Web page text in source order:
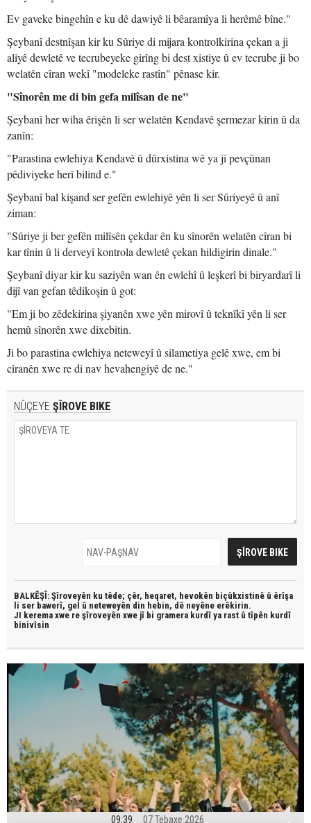
Ev gaveke bingehîn e ku dê dawiyê li bêaramîya li herêmê bîne."
Şeybanî destnîşan kir ku Sûriye di mijara kontrolkirina çekan a ji
aliyê dewletê ve tecrubeyeke girîng bi dest xistiye û ev tecrube ji bo
welatên cîran wekî "modeleke rastîn" pênase kir.
"Sînorên me di bin gefa milîsan de ne"
Şeybanî her wiha êrişên li ser welatên Kendavê şermezar kirin û da
zanîn:
"Parastina ewlehiya Kendavê û dûrxistina wê ya ji pevçûnan
pêdiviyeke herî bilind e."
Şeybanî bal kişand ser gefên ewlehiyê yên li ser Sûriyeyê û anî
ziman:
"Sûriye ji ber gefên milîsên çekdar ên ku sînorên welatên cîran bi
kar tînin û li derveyî kontrola dewletê çekan hildigirin dinale."
Şeybanî diyar kir ku saziyên wan ên ewlehî û leşkerî bi biryardarî li
dijî van gefan têdikoşin û got:
"Em ji bo zêdekirina şiyanên xwe yên mirovî û teknîkî yên li ser
hemû sînorên xwe dixebitin.
Ji bo parastina ewlehiya neteweyî û silametiya gelê xwe, em bi
cîranên xwe re di nav hevahengiyê de ne."
NÛÇEYE ŞÎROVE BIKE
BALKÊŞÎ: Şîroveyên ku têde; çêr, heqaret, hevokên biçûkxistinê û êrîşa
li ser bawerî, gel û neteweyên din hebin, dê neyêne erêkirin.
JI kerema xwe re şîroveyên xwe jî bi gramera kurdî ya rast û tîpên kurdî
binivîsin
09:39 07 Tebaxe 2026